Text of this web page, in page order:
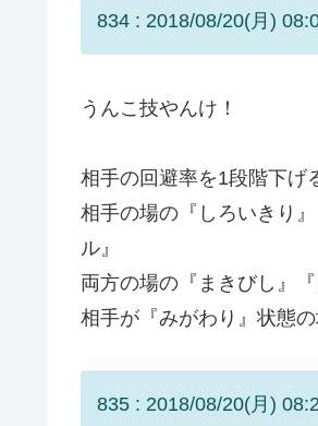
834 : 2018/08/20(月)
うんこ技やんけ！
相手の回避率を1段階下げ
相手の場の『しろいきり
ル』
両方の場の『まきびし』
相手が『みがわり』状態
835 : 2018/08/20(月)